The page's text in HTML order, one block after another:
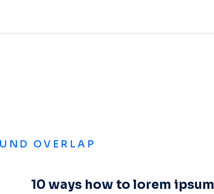
OVERLAP
10 ways how to lorem ipsum